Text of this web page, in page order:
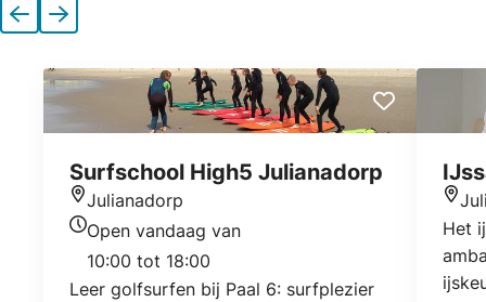
VorigeVolgende
Surfschool High5 Julianadorp
Locatie
Julianadorp
Openingstijden vandaag
Open vandaag van
10:00 tot 18:00
Leer golfsurfen bij Paal 6: surfplezier
Het